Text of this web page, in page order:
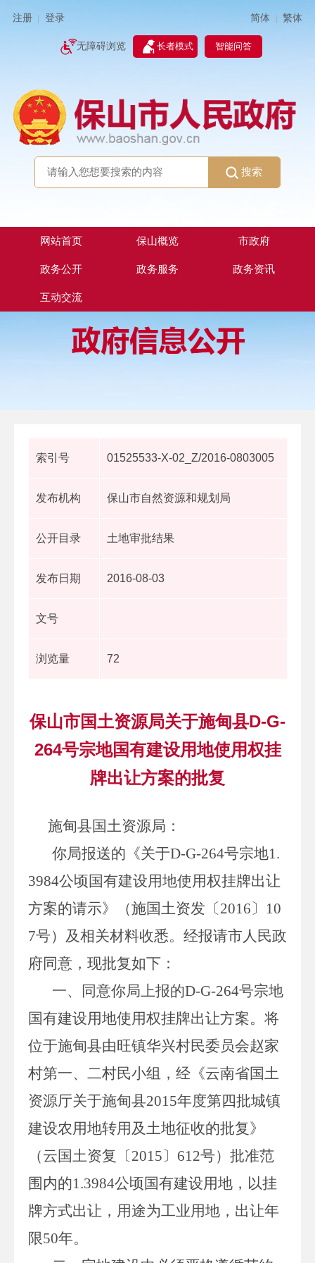
注册 登录 简体 | 繁体
无障碍浏览 长者模式 智能问答
搜索
网站首页 保山概览 市政府
政务公开 政务服务 政务资讯
互动交流
索引号 01525533-X-02_Z/2016-0803005
发布机构 保山市自然资源和规划局
公开目录 土地审批结果
发布日期 2016-08-03
文号
浏览量 72
保山市国土资源局关于施甸县D-G-
264号宗地国有建设用地使用权挂
牌出让方案的批复
施甸县国土资源局：
你局报送的《关于D-G-264号宗地1.
3984公顷国有建设用地使用权挂牌出让
方案的请示》（施国土资发〔2016〕 10
7号）及相关材料收悉。经报请市人民政
府同意，现批复如下：
一、同意你局上报的D-G-264号宗地
国有建设用地使用权挂牌出让方案。将
位于施甸县由旺镇华兴村民委员会赵家
村第一、二村民小组，经《云南省国土
资源厅关于施甸县2015年度第四批城镇
建设农用地转用及土地征收的批复》
（云国土资复〔2015〕 612号）批准范
围内的1.3984公顷国有建设用地，以挂
牌方式出让，用途为工业用地，出让年
限50年。